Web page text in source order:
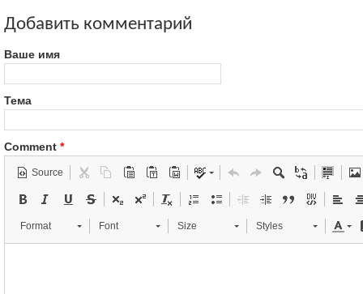
Добавить комментарий
Ваше имя
Тема
Comment *
Source
Format Font Size Styles